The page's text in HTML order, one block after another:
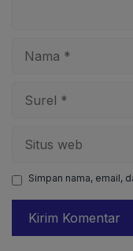
Simpan nama, email,